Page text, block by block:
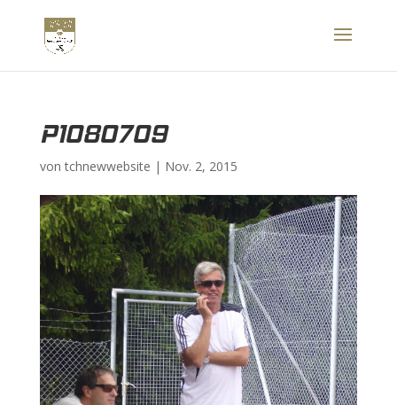
P1080709
vontchnewwebsite | Nov. 2, 2015